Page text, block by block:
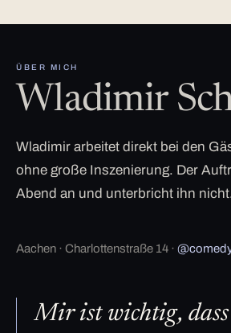
ÜBER MICH
Wladimir
Wladimir arbeitet direkt bei den
ohne große Inszenierung. Der
Abend an und unterbricht ihn
Aachen · Charlottenstraße 14 ·
Mir ist wichtig,